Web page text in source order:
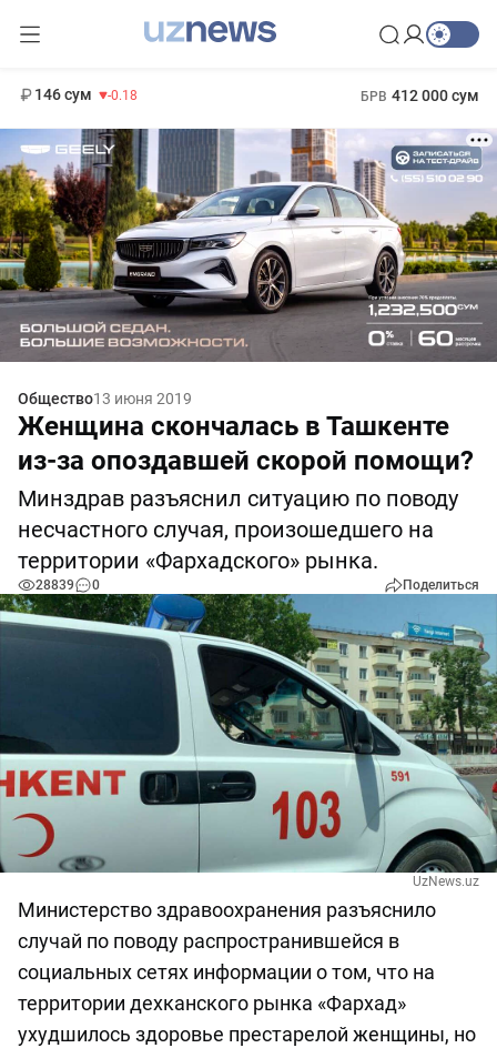
146 сум -0.18 БРВ 412 000 сум
Общество13 июня 2019
Женщина скончалась в Ташкенте
из-за опоздавшей скорой помощи?
Минздрав разъяснил ситуацию по поводу
несчастного случая, произошедшего на
территории «Фархадского» рынка.
28839 0 Поделиться
UzNews.uz
Министерство здравоохранения разъяснило
случай по поводу распространившейся в
социальных сетях информации о том, что на
территории дехканского рынка «Фархад»
ухудшилось здоровье престарелой женщины, но